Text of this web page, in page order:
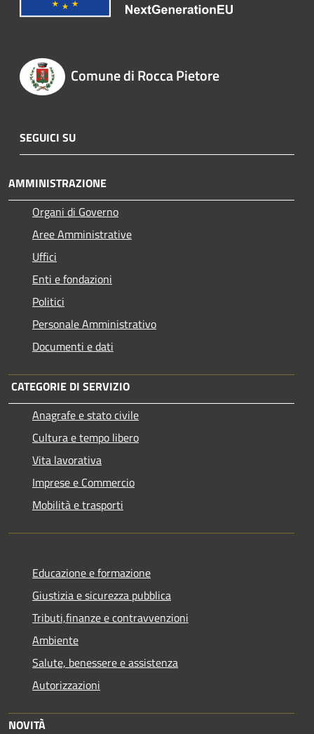
Comune di Rocca Pietore
SEGUICI SU
AMMINISTRAZIONE
Organi di Governo
Aree Amministrative
Uffici
Enti e fondazioni
Politici
Personale Amministrativo
Documenti e dati
CATEGORIE DI SERVIZIO
Anagrafe e stato civile
Cultura e tempo libero
Vita lavorativa
Imprese e Commercio
Mobilità e trasporti
Educazione e formazione
Giustizia e sicurezza pubblica
Tributi,finanze e contravvenzioni
Ambiente
Salute, benessere e assistenza
Autorizzazioni
NOVITÀ